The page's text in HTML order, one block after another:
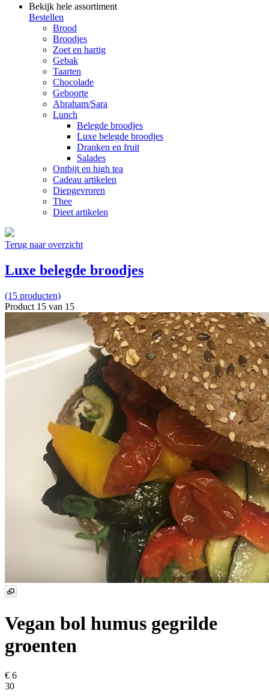
Bekijk hele assortiment
Bestellen
Brood
Broodjes
Zoet en hartig
Gebak
Taarten
Chocolade
Geboorte
Abraham/Sara
Lunch
Belegde broodjes
Luxe belegde broodjes
Dranken en fruit
Salades
Ontbijt en high tea
Cadeau artikelen
Diepgevroren
Thee
Dieet artikelen
Terug naar overzicht
Luxe belegde broodjes
(15 producten)
Product 15 van 15
Vegan bol humus gegrilde
groenten
€ 6
30